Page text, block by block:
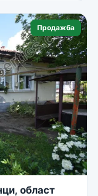
Продажба
област